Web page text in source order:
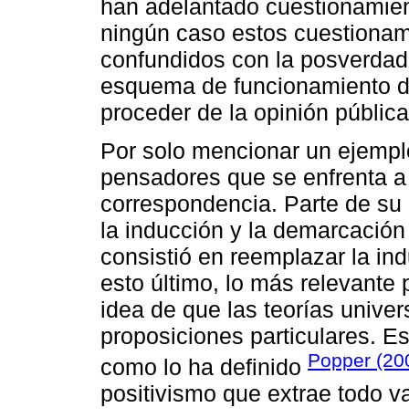
han adelantado
ningún caso estos
confundidos con la
esquema de funcionamiento
proceder de la opinión
Por solo mencionar un
pensadores que se enfrenta
correspondencia. Parte de
la inducción y la
consistió en reemplazar la
esto último, lo más relevante
idea de que las teorías
proposiciones particulares.
como lo ha definido Popper
positivismo que extrae todo